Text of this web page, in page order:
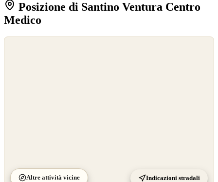
Posizione di Santino Ventura Centro
Medico
Altre attività vicine Indicazioni stradali